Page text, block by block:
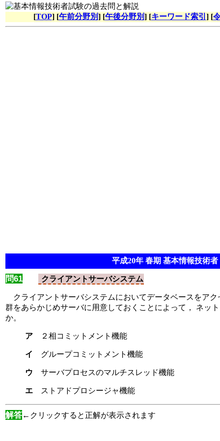
[TOP] [午前分野別] [午後分野別] [キーワード索引 ] [
平成20年 春期 基本情報技術者
問61 クライアントサーバシステム
クライアントサーバシステムにおいてデータベースをア
群をあらかじめサーバに用意しておくことによって， ネッ
か。
ア ２相コミットメント機能
イ グループコミットメント機能
ウ サーバプロセスのマルチスレッド機能
エ ストアドプロシージャ機能
解答←クリックすると正解が表示されます